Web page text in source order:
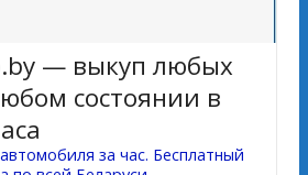
— выкуп любых
состоянии в
за час. Бесплатный